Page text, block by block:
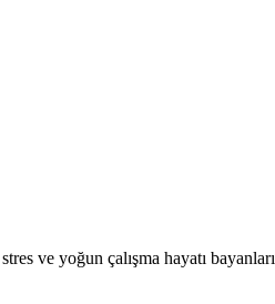
ve yoğun çalışma hayatı